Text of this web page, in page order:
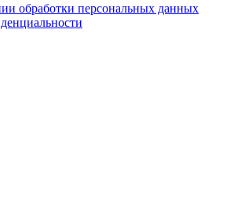
обработки персональных данных